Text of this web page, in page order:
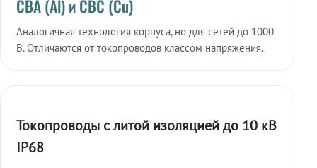
СВА (Al) и СВС (Cu)
Аналогичная технология корпуса, но для сетей до 1000
В. Отличаются от токопроводов классом напряжения.
Токопроводы с литой изоляцией до 10 кВ
IP68